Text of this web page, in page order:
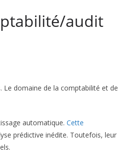
audit
Le domaine de la comptabilité et de
automatique. Cette
prédictive inédite. Toutefois, leur